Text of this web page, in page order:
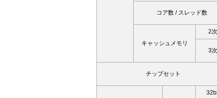
コア数 / スレッド数
キャッシュメモリ
2次
3次
チップセット